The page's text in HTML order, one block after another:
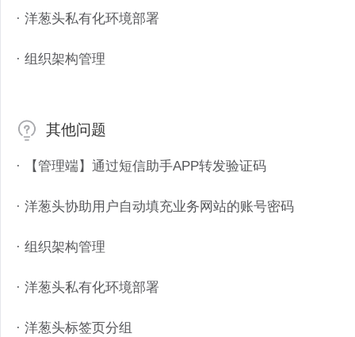
· 洋葱头私有化环境部署
· 组织架构管理
其他问题
· 【管理端】通过短信助手APP转发验证码
· 洋葱头协助用户自动填充业务网站的账号密码
· 组织架构管理
· 洋葱头私有化环境部署
· 洋葱头标签页分组